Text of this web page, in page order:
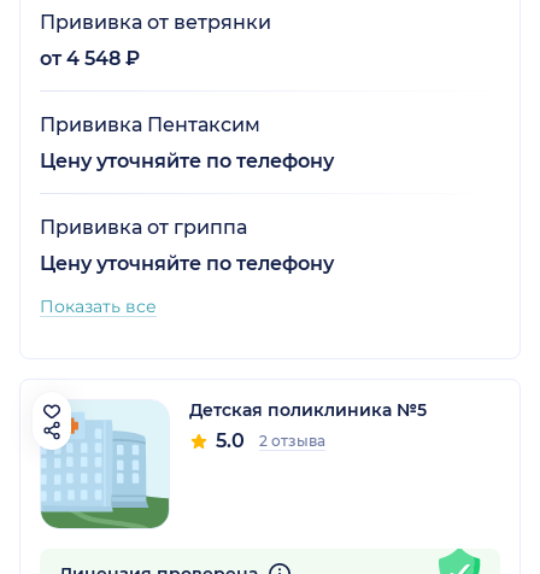
Прививка от ветрянки
от 4 548 ₽
Прививка Пентаксим
Цену уточняйте по телефону
Прививка от гриппа
Цену уточняйте по телефону
Показать все
Детская поликлиника №5
5.0 2 отзыва